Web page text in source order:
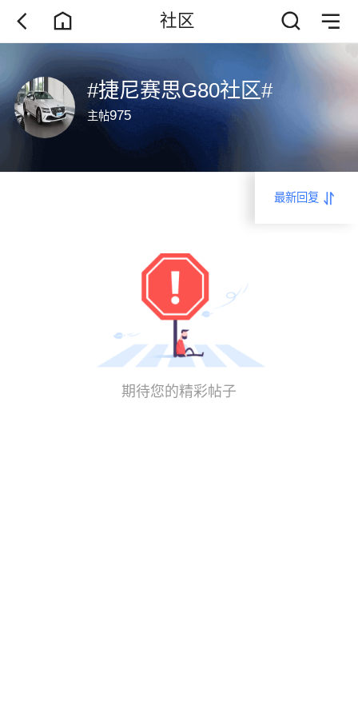
社区
#捷尼赛思G80社区#
主帖975
最新回复
期待您的精彩帖子